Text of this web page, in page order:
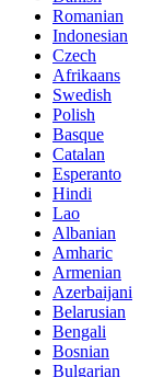
Romanian
Indonesian
Czech
Afrikaans
Swedish
Polish
Basque
Catalan
Esperanto
Hindi
Lao
Albanian
Amharic
Armenian
Azerbaijani
Belarusian
Bengali
Bosnian
Bulgarian